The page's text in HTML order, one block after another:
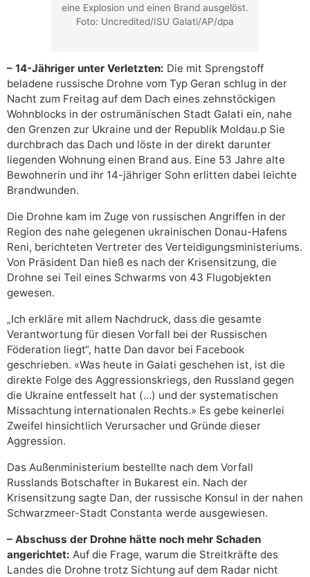
eine Explosion und einen Brand ausgelöst.
Foto: Uncredited/ISU Galati/AP/dpa
– 14-Jähriger unter Verletzten: Die mit Sprengstoff
beladene russische Drohne vom Typ Geran schlug in der
Nacht zum Freitag auf dem Dach eines zehnstöckigen
Wohnblocks in der ostrumänischen Stadt Galati ein, nahe
den Grenzen zur Ukraine und der Republik Moldau.p Sie
durchbrach das Dach und löste in der direkt darunter
liegenden Wohnung einen Brand aus. Eine 53 Jahre alte
Bewohnerin und ihr 14-jähriger Sohn erlitten dabei leichte
Brandwunden.
Die Drohne kam im Zuge von russischen Angriffen in der
Region des nahe gelegenen ukrainischen Donau-Hafens
Reni, berichteten Vertreter des Verteidigungsministeriums.
Von Präsident Dan hieß es nach der Krisensitzung, die
Drohne sei Teil eines Schwarms von 43 Flugobjekten
gewesen.
„Ich erkläre mit allem Nachdruck, dass die gesamte
Verantwortung für diesen Vorfall bei der Russischen
Föderation liegt“, hatte Dan davor bei Facebook
geschrieben. «Was heute in Galati geschehen ist, ist die
direkte Folge des Aggressionskriegs, den Russland gegen
die Ukraine entfesselt hat (…) und der systematischen
Missachtung internationalen Rechts.» Es gebe keinerlei
Zweifel hinsichtlich Verursacher und Gründe dieser
Aggression.
Das Außenministerium bestellte nach dem Vorfall
Russlands Botschafter in Bukarest ein. Nach der
Krisensitzung sagte Dan, der russische Konsul in der nahen
Schwarzmeer-Stadt Constanta werde ausgewiesen.
– Abschuss der Drohne hätte noch mehr Schaden
angerichtet: Auf die Frage, warum die Streitkräfte des
Landes die Drohne trotz Sichtung auf dem Radar nicht